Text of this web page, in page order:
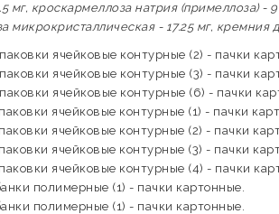
мг, кроскармеллоза натрия (примеллоза)
микрокристаллическая - 17.25 мг, кремния
ячейковые контурные (2) - пачки
ячейковые контурные (3) - пачки
ячейковые контурные (6) - пачки
ячейковые контурные (1) - пачки
ячейковые контурные (2) - пачки
ячейковые контурные (3) - пачки
ячейковые контурные (4) - пачки
полимерные (1) - пачки картонные.
полимерные (1) - пачки картонные.